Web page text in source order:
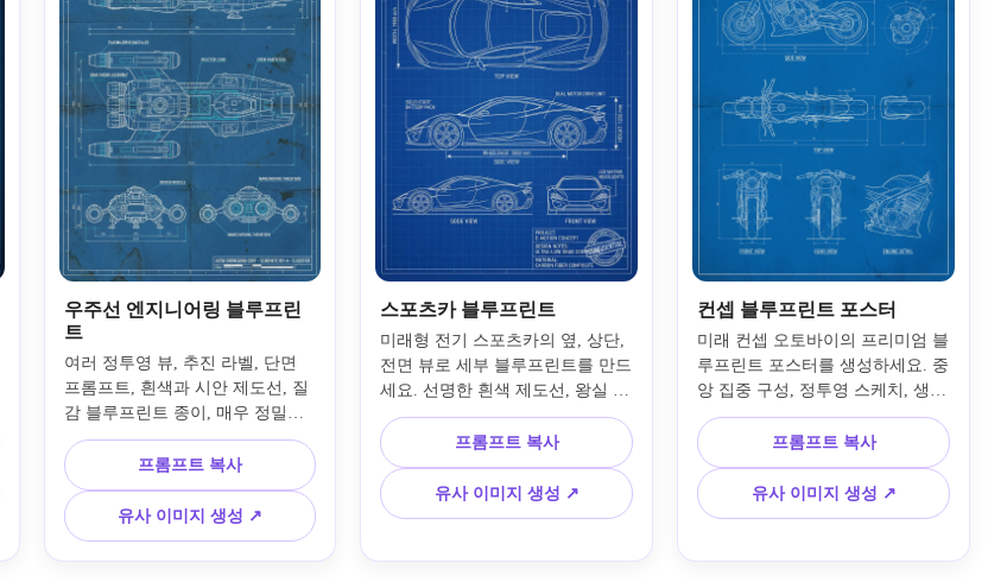
우주선 엔지니어링 블루프린
트
여러 정투영 뷰, 추진 라벨, 단면
프롬프트, 흰색과 시안 제도선, 질
감 블루프린트 종이, 매우 정밀한
구조, 균형 잡힌 기술 레이아웃, 미
래 엔지니어링 분위기, 정밀 치수
표시, 컨셉 포스터에 적합한 프리
미엄 SF 도식 품질을 지닌 시네마
틱 우주선 엔지니어링 블루프린트
를 생성하세요.
프롬프트 복사
유사 이미지 생성 ↗
스포츠카 블루프린트
미래형 전기 스포츠카의 옆, 상단,
전면 뷰로 세부 블루프린트를 만드
세요. 선명한 흰색 제도선, 왕실 블
루 종이, 치수 라벨, 공기역학적 바
디 윤곽, 산업 디자인 노트, 깔끔한
격자 정렬, 프리미엄 컨셉 시트 구
성, 세련된 퍼포먼스 분위기, 고해
상도 자동차 기술 스타일을 제공합
프롬프트 복사
유사 이미지 생성 ↗
컨셉 블루프린트 포스터
미래 컨셉 오토바이의 프리미엄 블
루프린트 포스터를 생성하세요. 중
앙 집중 구성, 정투영 스케치, 생동
감 있는 파란 배경의 흰색 라인워
크, 최소 캡션, 세련된 격자 레이아
웃, 미묘한 종이 질감, 포스터에 적
합한 균형, 정교한 기술 드로잉 스
타일, 현대 산업 분위기, 스타일리
선명한 디테일을 제공합니다.
프롬프트 복사
유사 이미지 생성 ↗